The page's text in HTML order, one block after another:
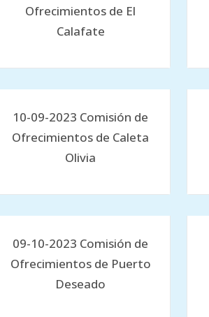
Ofrecimientos de El
Calafate
10-09-2023 Comisión de
Ofrecimientos de Caleta
Olivia
09-10-2023 Comisión de
Ofrecimientos de Puerto
Deseado